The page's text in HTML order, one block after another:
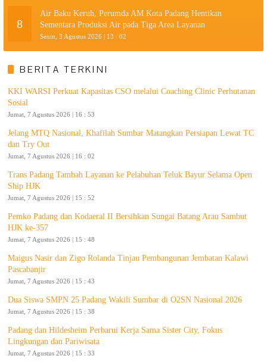
8
Air Baku Keruh, Perumda AM Kota Padang Hentikan
Sementara Produksi Air pada Tiga Area Layanan
Senin, 3 Agustus 2026 | 13 : 02
BERITA TERKINI
KKI WARSI Perkuat Kapasitas CSO melalui Coaching Clinic Perhutanan
Sosial
Jumat, 7 Agustus 2026 | 16 : 53
Jelang MTQ Nasional, Khafilah Sumbar Matangkan Persiapan Lewat TC
dan Try Out
Jumat, 7 Agustus 2026 | 16 : 02
Trans Padang Tambah Layanan ke Pelabuhan Teluk Bayur Selama Open
Ship HJK
Jumat, 7 Agustus 2026 | 15 : 52
Pemko Padang dan Kodaeral II Bersihkan Sungai Batang Arau Sambut
HJK ke-357
Jumat, 7 Agustus 2026 | 15 : 48
Maigus Nasir dan Zigo Rolanda Tinjau Pembangunan Jembatan Kalawi
Pascabanjir
Jumat, 7 Agustus 2026 | 15 : 43
Dua Siswa SMPN 25 Padang Wakili Sumbar di O2SN Nasional 2026
Jumat, 7 Agustus 2026 | 15 : 38
Padang dan Hildesheim Perbarui Kerja Sama Sister City, Fokus
Lingkungan dan Pariwisata
Jumat, 7 Agustus 2026 | 15 : 33